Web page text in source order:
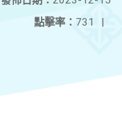
點擊率： 731 |